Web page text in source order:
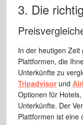
3. Die
In der heutigen Zeit
Plattformen, die
Unterkünfte zu
Tripadvisorund
Optionen für
Unterkünfte. Der
Plattformen ist eine